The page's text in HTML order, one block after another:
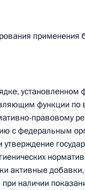
г. № 251-ФЗ
г. № 264-ФЗ
Федерального закона
части 13 статьи 3
гражданского
применения
функции по
правовому
с федеральным
активные
наличии